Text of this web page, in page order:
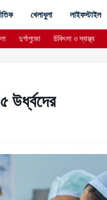
খেলাধুলা লাইফস্টাইল
দুর্গাপুজো চিকিৎসা ও স্বাস্থ্য
উর্ধ্বদের